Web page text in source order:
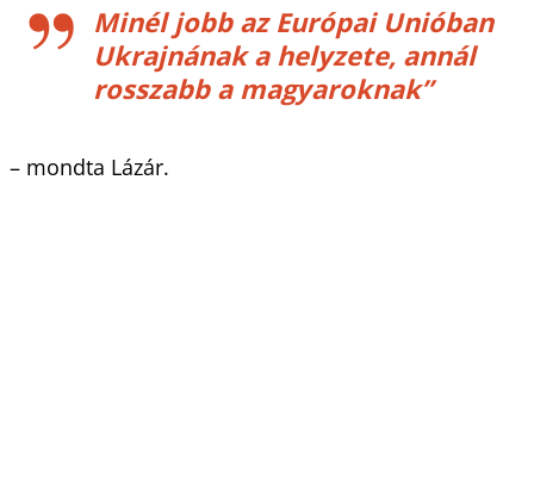
Minél jobb az Európai Unióban
Ukrajnának a helyzete, annál
rosszabb a magyaroknak”
– mondta Lázár.